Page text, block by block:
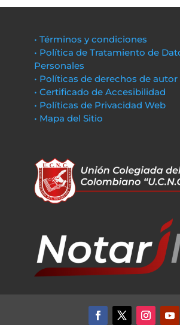
• Términos y condiciones
• Política de Tratamiento de
Personales
• Políticas de derechos de autor
• Certificado de Accesibilidad
• Políticas de Privacidad Web
• Mapa del Sitio